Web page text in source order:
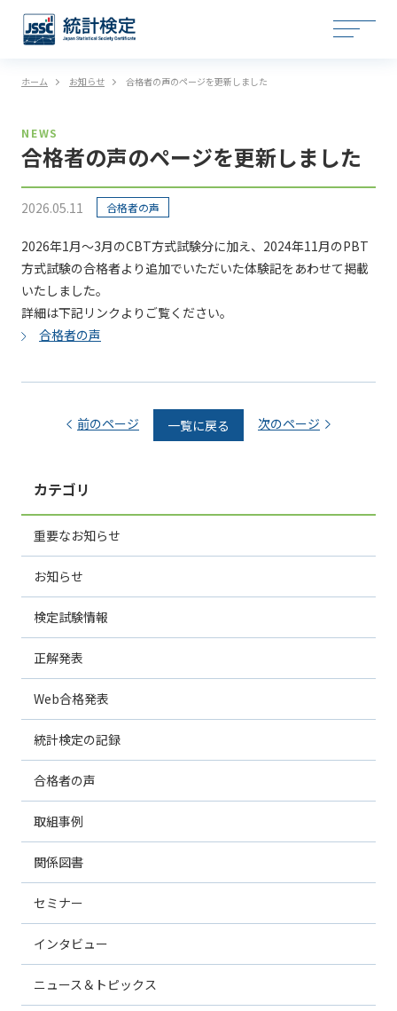
ホーム お知らせ 合格者の声のページを更新しました
NEWS
合格者の声のページを更新しました
2026.05.11 合格者の声
2026年1月～3月のCBT方式試験分に加え、2024年11月のPBT
方式試験の合格者より追加でいただいた体験記をあわせて掲載
いたしました。
詳細は下記リンクよりご覧ください。
合格者の声
前のページ 一覧に戻る 次のページ
カテゴリ
重要なお知らせ
お知らせ
検定試験情報
正解発表
Web合格発表
統計検定の記録
合格者の声
取組事例
関係図書
セミナー
インタビュー
ニュース＆トピックス